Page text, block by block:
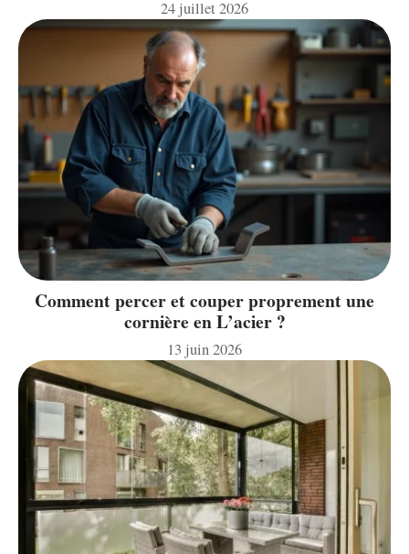
24 juillet 2026
Comment percer et couper proprement une
cornière en L’acier ?
13 juin 2026